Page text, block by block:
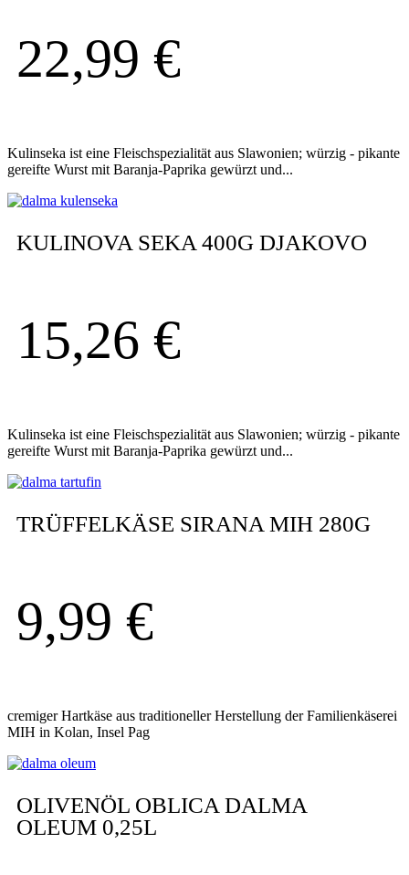
22,99 €
Kulinseka ist eine Fleischspezialität aus Slawonien; würzig - pikante
gereifte Wurst mit Baranja-Paprika gewürzt und...
KULINOVA SEKA 400G DJAKOVO
15,26 €
Kulinseka ist eine Fleischspezialität aus Slawonien; würzig - pikante
gereifte Wurst mit Baranja-Paprika gewürzt und...
TRÜFFELKÄSE SIRANA MIH 280G
9,99 €
cremiger Hartkäse aus traditioneller Herstellung der Familienkäserei
MIH in Kolan, Insel Pag
OLIVENÖL OBLICA DALMA
OLEUM 0,25L